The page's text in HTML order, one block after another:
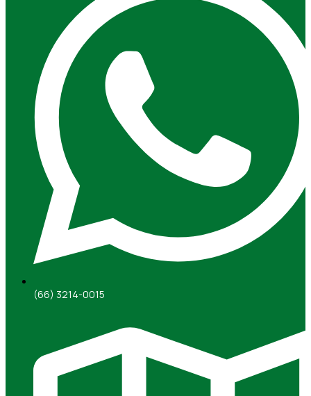
(66) 3214-0015